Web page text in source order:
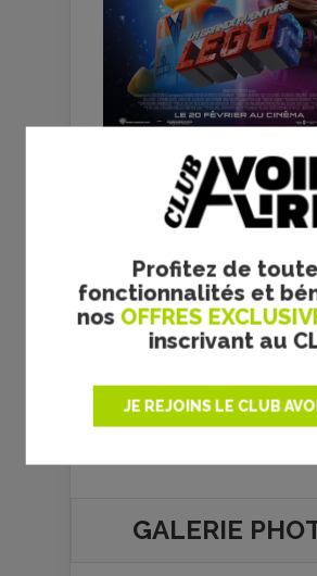
Profitez de
fonctionnalités et
nos OFFRES
inscrivant au
JE REJOINS LE CLUB
Copyright WARNER BROS.
INC.
Julien
GALERIE